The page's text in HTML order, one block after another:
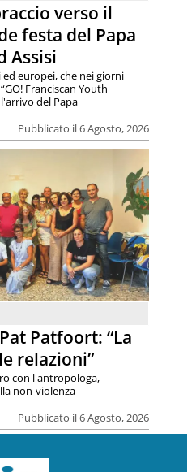
verso il
festa del Papa
Assisi
Pubblicato il 6 Agosto, 2026
europei, che nei giorni
Franciscan Youth
del Papa
Patfoort: “La
relazioni”
Pubblicato il 6 Agosto, 2026
con l'antropologa,
non-violenza